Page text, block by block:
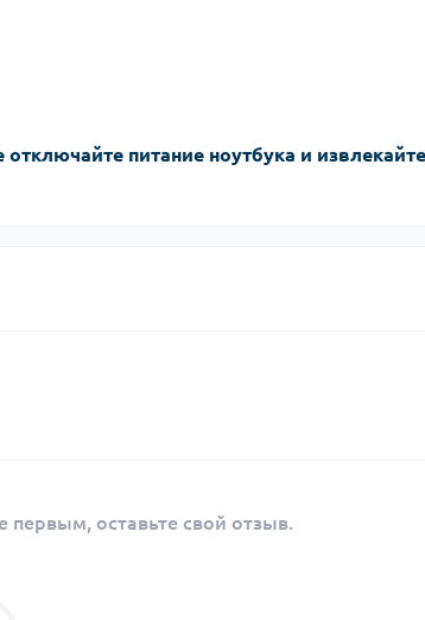
отключайте питание ноутбука и извлекайте
первым, оставьте свой отзыв.